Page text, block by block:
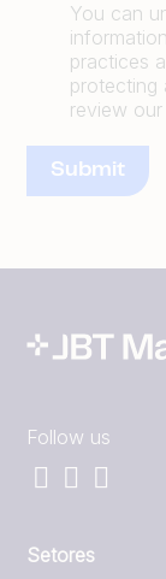
You can
practices
protecting
review our
Follow us
Setores